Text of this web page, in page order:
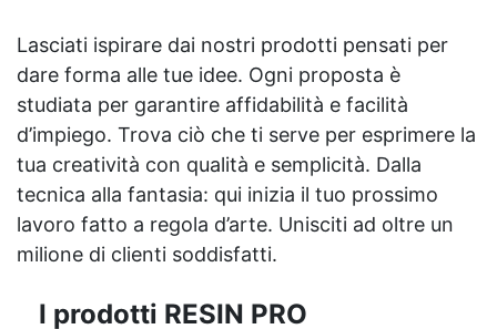
Lasciati ispirare dai nostri prodotti pensati per
dare forma alle tue idee. Ogni proposta è
studiata per garantire affidabilità e facilità
d’impiego. Trova ciò che ti serve per esprimere la
tua creatività con qualità e semplicità. Dalla
tecnica alla fantasia: qui inizia il tuo prossimo
lavoro fatto a regola d’arte. Unisciti ad oltre un
milione di clienti soddisfatti.
I prodotti RESIN PRO